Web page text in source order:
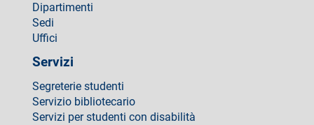
Dipartimenti
Sedi
Uffici
Servizi
Segreterie studenti
Servizio bibliotecario
Servizi per studenti con disabilità